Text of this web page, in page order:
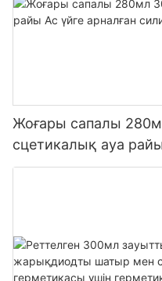
Жоғары сапалы
сцетикалық ауа
силикон